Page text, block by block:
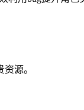
源。